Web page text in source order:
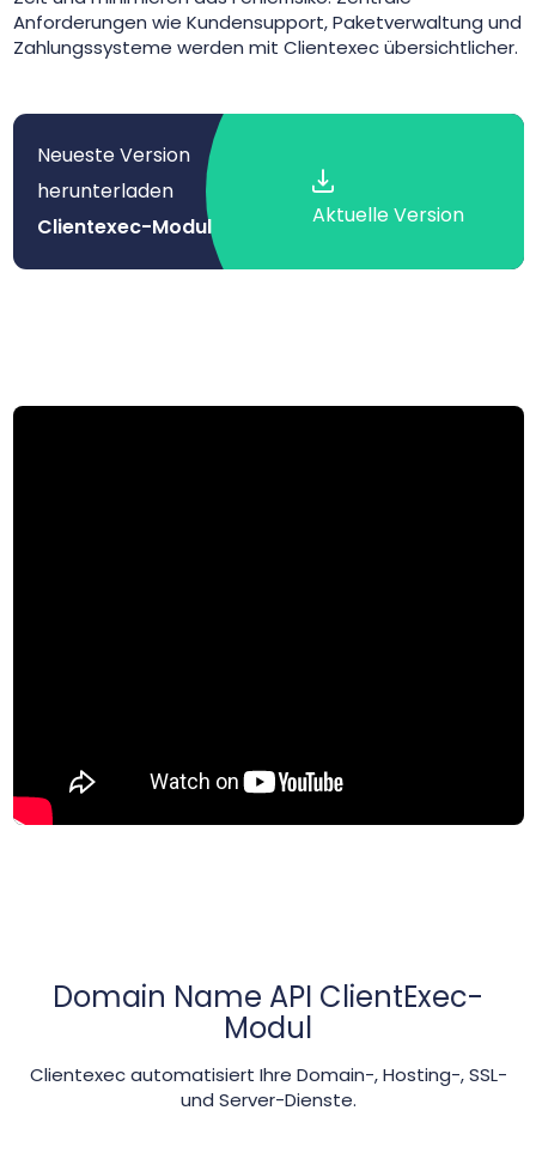
Anforderungen wie Kundensupport, Paketverwaltung und
Zahlungssysteme werden mit Clientexec übersichtlicher.
Neueste Version
herunterladen
Clientexec-Modul
Aktuelle Version
Domain Name API ClientExec-
Modul
Clientexec automatisiert Ihre Domain-, Hosting-, SSL-
und Server-Dienste.